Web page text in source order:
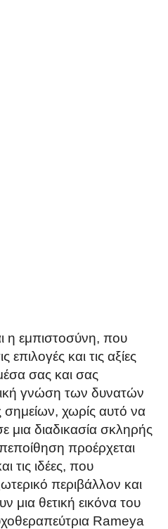
η εμπιστοσύνη, που
επιλογές και τις αξίες
σας και σας
γνώση των δυνατών
χωρίς αυτό να
μια διαδικασία σκληρής
προέρχεται
τις ιδέες, που
περιβάλλον και
μια θετική εικόνα του
Rameya